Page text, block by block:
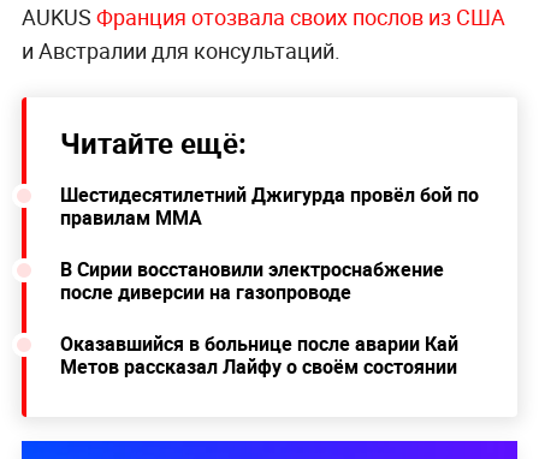
AUKUS Франция отозвала своих послов из США
и Австралии для консультаций.
Читайте ещё:
Шестидесятилетний Джигурда провёл бой по
правилам ММА
В Сирии восстановили электроснабжение
после диверсии на газопроводе
Оказавшийся в больнице после аварии Кай
Метов рассказал Лайфу о своём состоянии